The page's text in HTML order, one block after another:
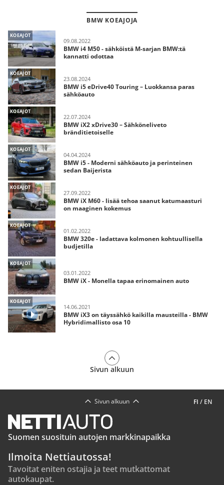
BMW KOEAJOJA
KOEAJOT
09.08.2022
BMW i4 M50 - sähköistä M-sarjan BMW:tä
kannatti odottaa
KOEAJOT
23.08.2024
BMW i5 eDrive40 Touring – Luokkansa paras
sähköauto
KOEAJOT
22.07.2024
BMW iX2 xDrive30 – Sähköneliveto
bränditietoiselle
KOEAJOT
04.04.2024
BMW i5 - Moderni sähköauto ja perinteinen
sedan Baijerista
KOEAJOT
27.09.2022
BMW iX M60 - lisää tehoa saanut katumaasturi
on maaginen kokemus
KOEAJOT
01.02.2022
BMW 320e - ladattava kolmonen kohtuullisella
budjetilla
KOEAJOT
03.01.2022
BMW iX - Monella tapaa erinomainen auto
KOEAJOT
14.06.2021
BMW iX3 on täyssähkö kaikilla mausteilla - BMW
Hybridimallisto osa 10
Sivun alkuun
FI / EN
Sivun alkuun
Suomen suosituin autojen markkinapaikka
Ilmoita Nettiautossa!
Tavoitat eniten ostajia ja teet mutkattomat
autokaupat.